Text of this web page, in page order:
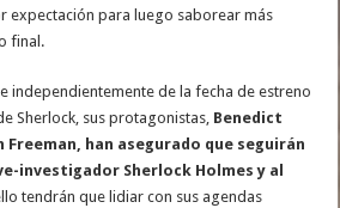
expectación para luego saborear más
final.
independientemente de la fecha de estreno
Sherlock, sus protagonistas, Benedict
han asegurado que seguirán
investigador Sherlock Holmes y al
tendrán que lidiar con sus agendas